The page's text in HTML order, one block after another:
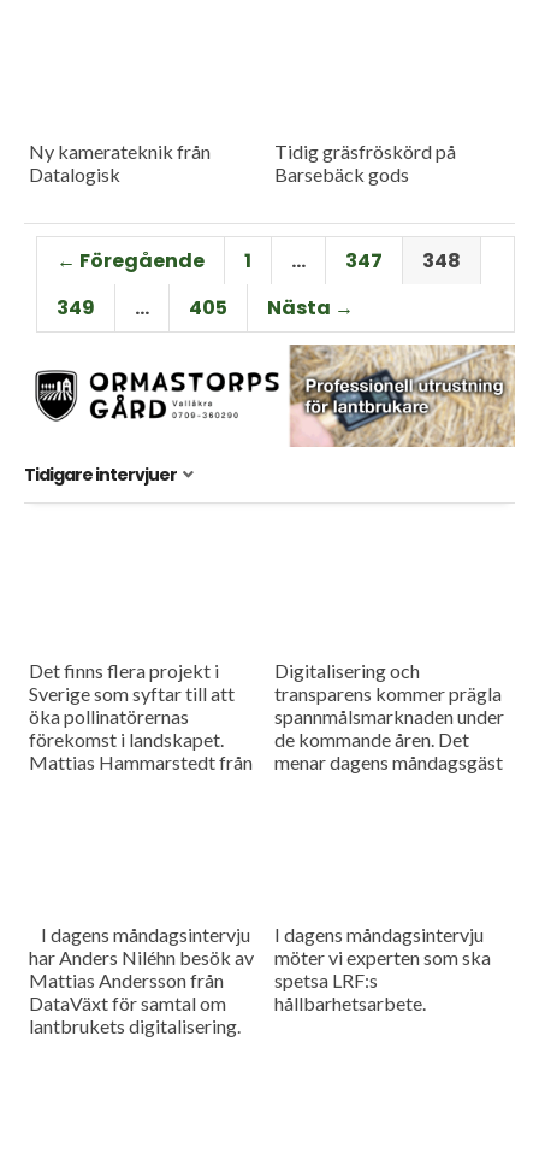
Ny kamerateknik från
Datalogisk
Tidig gräsfröskörd på
Barsebäck gods
← Föregående 1 … 347
348
349
… 405 Nästa →
Tidigare intervjuer
Det finns flera projekt i
Sverige som syftar till att
öka pollinatörernas
förekomst i landskapet.
Mattias Hammarstedt från
Digitalisering och
transparens kommer prägla
spannmålsmarknaden under
de kommande åren. Det
menar dagens måndagsgäst
spannmålsmarknaden.
I dagens måndagsintervju
har Anders Niléhn besök av
Mattias Andersson från
DataVäxt för samtal om
lantbrukets digitalisering.
I dagens måndagsintervju
möter vi experten som ska
spetsa LRF:s
hållbarhetsarbete.